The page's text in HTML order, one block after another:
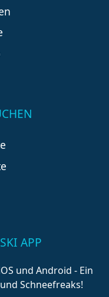
APP
und Android - Ein
Schneefreaks!